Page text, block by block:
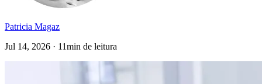
Patricia Magaz
Jul 14, 2026 · 11min de leitura